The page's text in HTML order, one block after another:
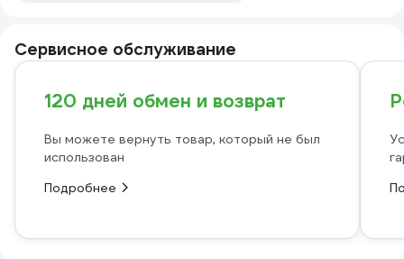
Сервисное обслуживание
120 дней обмен и возврат
Вы можете вернуть товар, который не был
использован
Подробнее